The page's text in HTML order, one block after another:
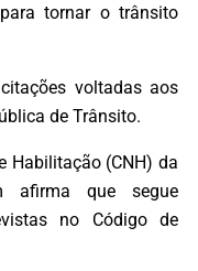
tornar o trânsito
voltadas aos
de Trânsito.
Habilitação (CNH) da
afirma que segue
no Código de